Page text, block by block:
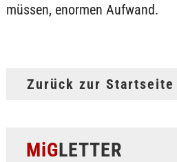
müssen, enormen Aufwand.
Zurück zur Startseite
MiGLETTER